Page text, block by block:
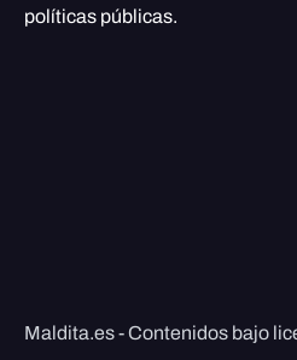
políticas públicas.
Maldita.es - Contenidos bajo